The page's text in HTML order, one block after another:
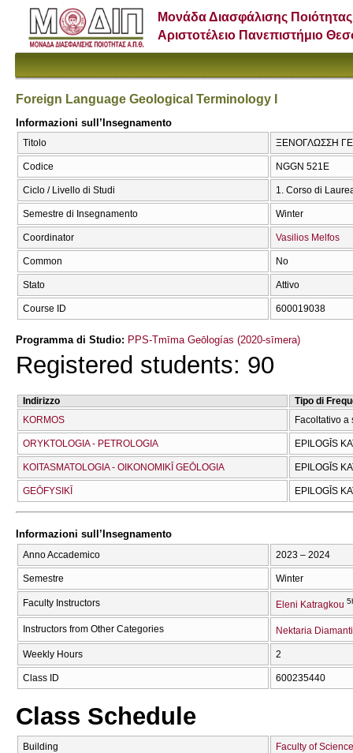
Μονάδα Διασφάλισης Ποιότητας
Αριστοτέλειο Πανεπιστήμιο
Foreign Language Geological Terminology I
Informazioni sull’Insegnamento
Titolo ΞΕΝΟΓΛΩΣΣΗ
Codice NGGN 521Ε
Ciclo / Livello di Studi 1. Corso di
Semestre di Insegnamento Winter
Coordinator Vasilios Melfos
Common No
Stato Attivo
Course ID 600019038
Programma di Studio: PPS-Tmīma Geōlogías (2020-sīmera)
Registered students: 90
Indirizzo
Tipo di
KORMOS
Facoltativo a
ORYKTOLOGIA - PETROLOGIA EPILOGĪS
KOITASMATOLOGIA - OIKONOMIKĪ GEŌLOGIA EPILOGĪS
GEŌFYSIKĪ EPILOGĪS
Informazioni sull’Insegnamento
Anno Accademico 2023 – 2024
Semestre Winter
Faculty Instructors Eleni Katragkou
Instructors from Other Categories Nektaria Diamanti
Weekly Hours 2
Class ID 600235440
Class Schedule
Building Faculty of